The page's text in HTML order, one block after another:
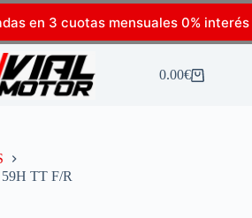
en 3 cuotas mensuales 0% interés
0.00€
TT F/R